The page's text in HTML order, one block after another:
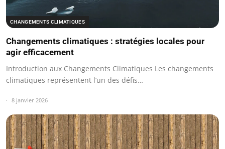
CHANGEMENTS CLIMATIQUES
Changements climatiques : stratégies locales pour
agir efficacement
Introduction aux Changements Climatiques Les changements
climatiques représentent l’un des défis…
8 janvier 2026